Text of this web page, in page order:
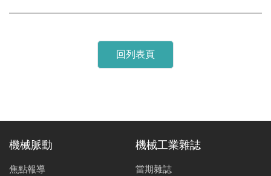
回列表頁
機械脈動
焦點報導
機械工業雜誌
當期雜誌